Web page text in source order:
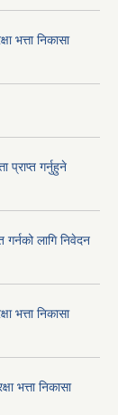
भत्ता निकासा
प्राप्त गर्नुहुने
लागि निवेदन
भत्ता निकासा
भत्ता निकासा